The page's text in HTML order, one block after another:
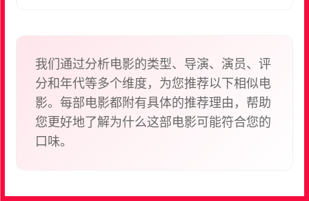
已久深藏未露的情感⋯⋯
我们通过分析电影的类型、导演、演员、评
分和年代等多个维度，为您推荐以下相似电
影。每部电影都附有具体的推荐理由，帮助
您更好地了解为什么这部电影可能符合您的
口味。